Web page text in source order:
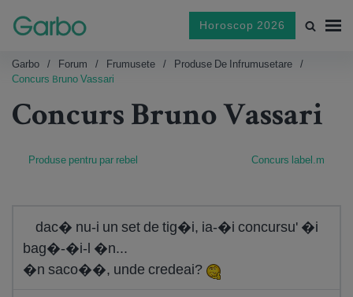
Horoscop 2026
Garbo Forum Frumusete
Produse De Infrumusetare
Concurs Bruno Vassari
Concurs Bruno Vassari
Produse pentru par rebel Concurs label.m
dac� nu-i un set de tig�i, ia-�i concursu' �i
bag�-�i-l �n...
�n saco��, unde credeai?